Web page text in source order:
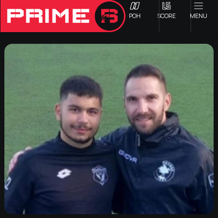
ΡΟΗ SCORE MENU
Α2 ΕΠΣΗ
Β1 ΕΠΣΗ
Β2 ΕΠΣΗ